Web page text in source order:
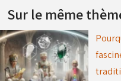
Sur le même